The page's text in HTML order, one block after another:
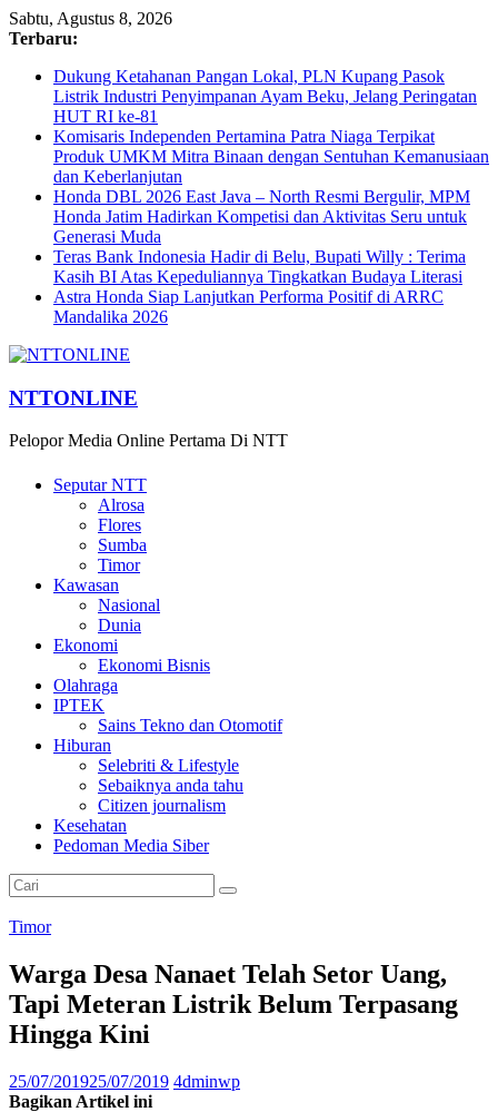
Sabtu, Agustus 8, 2026
Terbaru:
Dukung Ketahanan Pangan Lokal, PLN Kupang Pasok
Listrik Industri Penyimpanan Ayam Beku, Jelang Peringatan
HUT RI ke-81
Komisaris Independen Pertamina Patra Niaga Terpikat
Produk UMKM Mitra Binaan dengan Sentuhan Kemanusiaan
dan Keberlanjutan
Honda DBL 2026 East Java – North Resmi Bergulir, MPM
Honda Jatim Hadirkan Kompetisi dan Aktivitas Seru untuk
Generasi Muda
Teras Bank Indonesia Hadir di Belu, Bupati Willy : Terima
Kasih BI Atas Kepeduliannya Tingkatkan Budaya Literasi
Astra Honda Siap Lanjutkan Performa Positif di ARRC
Mandalika 2026
NTTONLINE
Pelopor Media Online Pertama Di NTT
Seputar NTT
Alrosa
Flores
Sumba
Timor
Kawasan
Nasional
Dunia
Ekonomi
Ekonomi Bisnis
Olahraga
IPTEK
Sains Tekno dan Otomotif
Hiburan
Selebriti & Lifestyle
Sebaiknya anda tahu
Citizen journalism
Kesehatan
Pedoman Media Siber
Timor
Warga Desa Nanaet Telah Setor Uang,
Tapi Meteran Listrik Belum Terpasang
Hingga Kini
25/07/201925/07/2019 4dminwp
Bagikan Artikel ini